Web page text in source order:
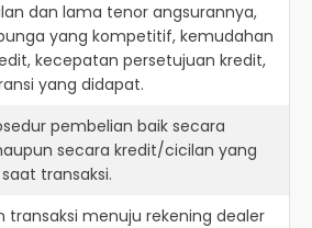
dan lama tenor angsurannya,
yang kompetitif, kemudahan
kecepatan persetujuan kredit,
yang didapat.
pembelian baik secara
secara kredit/cicilan yang
transaksi.
transaksi menuju rekening dealer